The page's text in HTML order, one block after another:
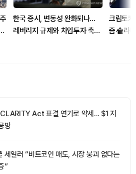
한국 증시, 변동성 완화되나...
레버리지 규제와 차입투자 축소
크립토
즘·솔라
Act 표결 연기로 약세... $1 지
방
세일러 “비트코인 매도, 시장 붕괴 없다는
”